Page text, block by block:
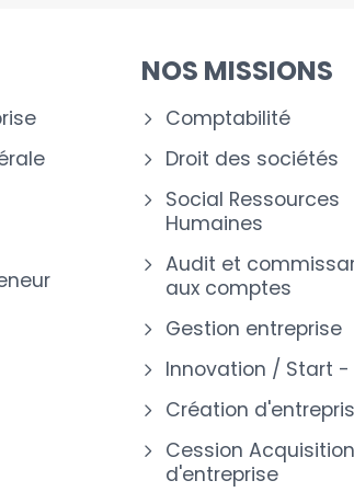
NOS MISSIONS
Comptabilité
Droit des sociétés
Social Ressources
Humaines
Audit et
aux comptes
Gestion entreprise
Innovation / Start -
Création
Cession Acquisition
d'entreprise